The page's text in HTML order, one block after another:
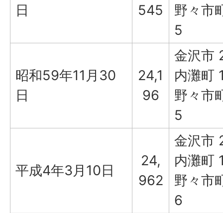
日
545
野々市
5
昭和59年11月30
日
24,1
96
金沢市
内灘町
野々市
5
平成4年3月10日
24,
962
金沢市
内灘町
野々市
6